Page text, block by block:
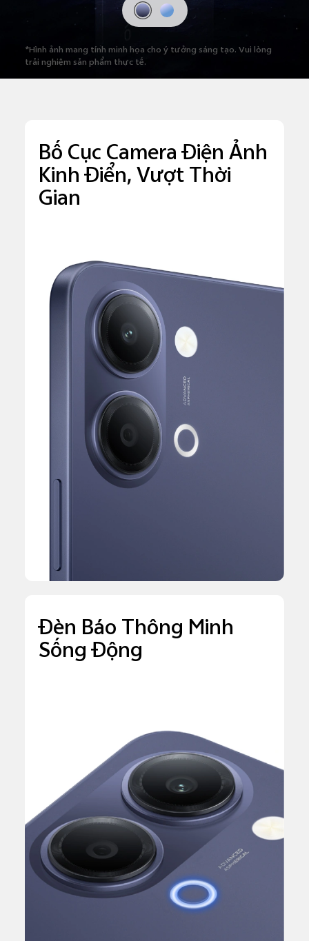
*Hình ảnh mang tính minh họa cho ý tưởng sáng tạo. Vui lòng
trải nghiệm sản phẩm thực tế.
Bố Cục Camera Điện Ảnh
Kinh Điển, Vượt Thời
Gian
Đèn Báo Thông Minh
Sống Động